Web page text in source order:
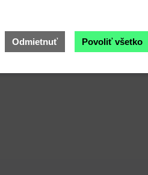
Odmietnuť Povoliť všetko